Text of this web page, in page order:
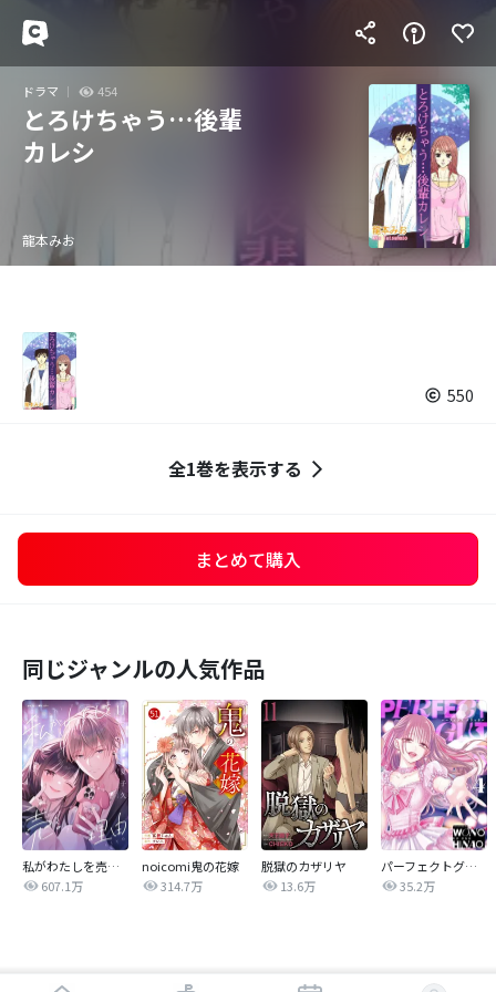
ドラマ 454
とろけちゃう…後輩
カレシ
龍本みお
550
全1巻を表示する
まとめて購入
同じジャンルの人気作品
私がわたしを売る理由
607.1万
noicomi鬼の花嫁
314.7万
脱獄のカザリヤ
13.6万
パーフェクトグリッター
35.2万